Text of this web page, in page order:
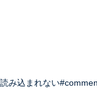
み込まれない